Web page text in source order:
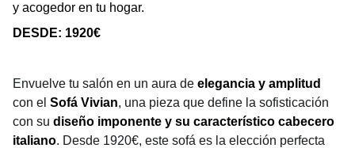
y acogedor en tu hogar.
DESDE: 1920€
Envuelve tu salón en un aura de elegancia y amplitud
con el Sofá Vivian, una pieza que define la sofisticación
con su diseño imponente y su característico cabecero
italiano. Desde 1920€, este sofá es la elección perfecta